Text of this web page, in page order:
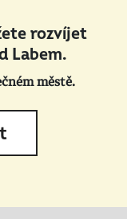
rozvíjet
Labem.
městě.